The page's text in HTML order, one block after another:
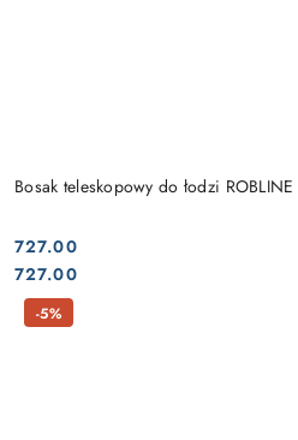
Bosak teleskopowy do łodzi
Cena:
727.00
Cena:
727.00
-5%